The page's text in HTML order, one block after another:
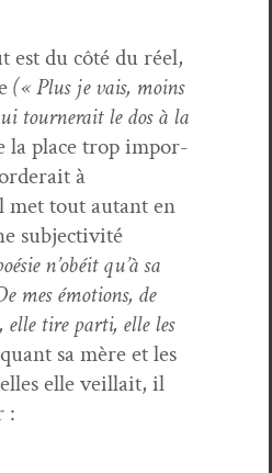
est du côté du réel,
(« Plus je vais, moins
tourn­erait le dos à la
la place trop impor­
à
met tout autant en
sub­jec­tiv­ité
n’obéit qu’à sa
mes émo­tions, de
elle tire par­ti, elle les
sa mère et les
elle veil­lait, il
: